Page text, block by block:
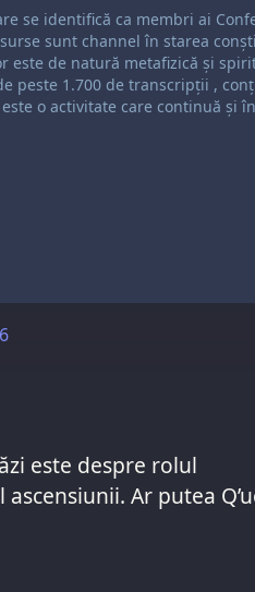
se identifică ca membri ai
sunt channel în starea
este de natură metafizică și
peste 1.700 de transcripții ,
o activitate care continuă și
este despre rolul
Ar putea